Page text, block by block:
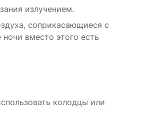
излучением.
соприкасающиеся с
вместо этого есть
колодцы или